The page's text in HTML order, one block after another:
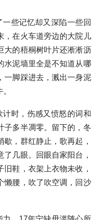
些记忆却又深陷一些回
，在火车道旁边的大院儿
大的梧桐树叶片还淅淅沥
水泥墙里全是不知道从哪
一脚踩进去，溅出一身泥
时，伤感又愤怒的词和
子多半凋零。留下的，冬
，群红静止，歌再起，
几眼。回眼自家阳台，
鞋，衣架上衣物未收，
懒腰，吹了吹空调，回沙